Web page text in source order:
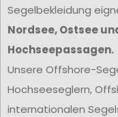
Segelbekleidung
Nordsee, Ostsee
Hochseepassagen.
Unsere Offshore-
Hochseeseglern,
internationalen